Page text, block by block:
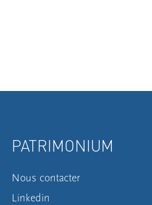
PATRIMONIUM
Nous contacter
Linkedin